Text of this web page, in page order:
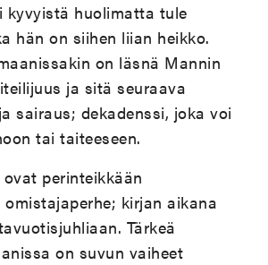
kyvyistä huolimatta tule
hän on siihen liian heikko.
on läsnä Mannin
ja sitä seuraava
sairaus; dekadenssi, joka voi
tai taiteeseen.
perinteikkään
omistajaperhe; kirjan aikana
Tärkeä
on suvun vaiheet